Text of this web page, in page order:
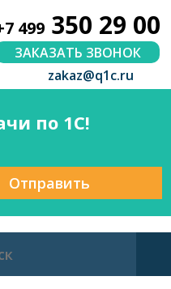
499350 29 00
ЗАКАЗАТЬ ЗВОНОК
zakaz@q1c.ru
по 1С!
Отправить